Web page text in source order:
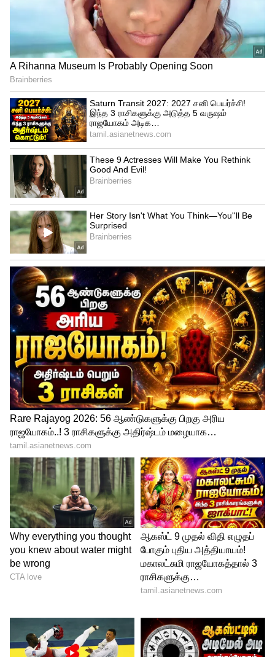
Related Articles
Astrology: 2026-ல் இந்த 4
ராசிக்காரர்களுக்கு அரசு வேலை தேடி
வருமாம்.. அரசு யோகம் தரும் கிரகங்கள்!
Astrology: சனி பகவான் அருள்
கிடைத்தாச்சு..! இந்த 4 ராசிகளுக்கு
பணமும் புகழும் சேரப்போகுது..!
3
Image Credit : Pixabay
விருச்சிகம் - நுணுக்கமாக கணிப்பார்கள்
விருச்சிக ராசிக்காரர்கள் அமைதியாக
இருப்பார்கள். ஆனால் அவர்களின் மனதில்
எப்போதும் பெரிய இலக்குகள்
ஓடிக்கொண்டே இருக்கும். எந்த
விஷயத்தையும் ஆழமாக ஆராய்ந்து முடிவு
முடிவுகள் பெரும்பாலும் வெற்றியாக
மாறும்.